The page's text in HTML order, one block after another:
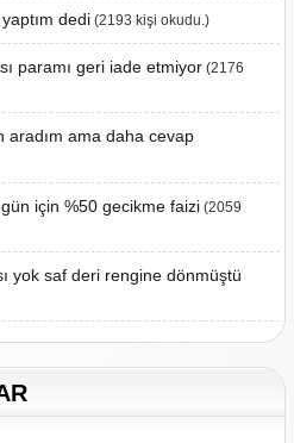
dedi(2193 kişi okudu.)
paramı geri iade etmiyor(2176
aradım ama daha cevap
için %50 gecikme faizi(2059
yok saf deri rengine dönmüştü